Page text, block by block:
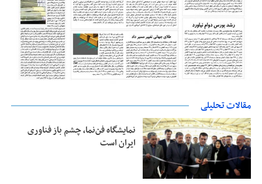
مقالات تحلیلی
نمایشگاه فن‌نما، چشم باز فناوری
ایران است